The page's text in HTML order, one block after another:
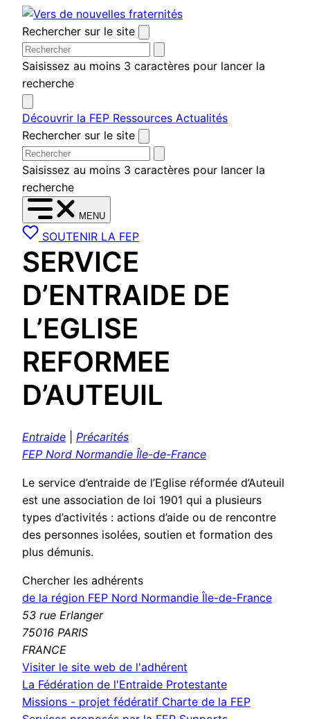
Aller
au
contenu
Rechercher sur le site
Saisissez au moins 3 caractères pour lancer la
recherche
Découvrir la FEP Ressources Actualités
Rechercher sur le site
Saisissez au moins 3 caractères pour lancer la
recherche
MENU
SOUTENIR LA FEP
SERVICE
D’ENTRAIDE DE
L’EGLISE
REFORMEE
D’AUTEUIL
Entraide
Précarités
FEP Nord Normandie Île-de-France
Le service d’entraide de l’Eglise réformée d’Auteuil
est une association de loi 1901 qui a plusieurs
types d’activités : actions d’aide ou de rencontre
des personnes isolées, soutien et formation des
plus démunis.
Chercher les adhérents
de la région FEP Nord Normandie Île-de-France
53 rue Erlanger
75016 PARIS
FRANCE
Visiter le site web de l'adhérent
fenêtre)
La Fédération de l'Entraide Protestante
Missions - projet fédératif Charte de la FEP